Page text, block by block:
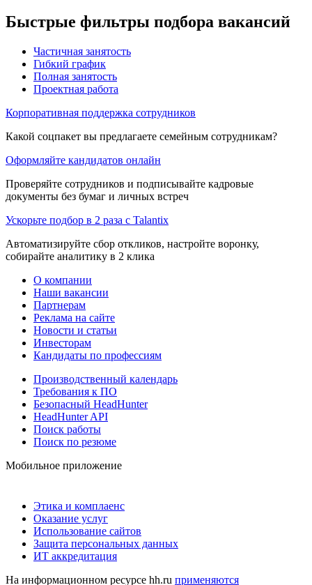
Быстрые фильтры подбора вакансий
Частичная занятость
Гибкий график
Полная занятость
Проектная работа
Корпоративная поддержка сотрудников
Какой соцпакет вы предлагаете семейным сотрудникам?
Оформляйте кандидатов онлайн
Проверяйте сотрудников и подписывайте кадровые
документы без бумаг и личных встреч
Ускорьте подбор в 2 раза с Talantix
Автоматизируйте сбор откликов, настройте воронку,
собирайте аналитику в 2 клика
О компании
Наши вакансии
Партнерам
Реклама на сайте
Новости и статьи
Инвесторам
Кандидаты по профессиям
Производственный календарь
Требования к ПО
Безопасный HeadHunter
HeadHunter API
Поиск работы
Поиск по резюме
Мобильное приложение
Этика и комплаенс
Оказание услуг
Использование сайтов
Защита персональных данных
ИТ аккредитация
На информационном ресурсе hh.ru применяются